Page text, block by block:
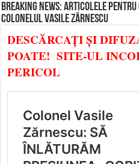
BREAKING NEWS: ARTICOLELE
COLONELUL VASILE ZĂRNESCU
DESCĂRCAȚI ȘI
POATE! SITE-UL
PERICOL